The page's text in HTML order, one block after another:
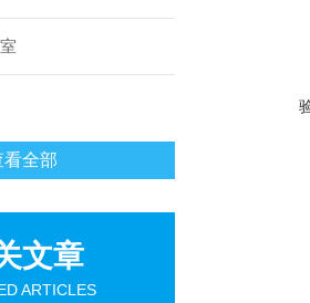
看全部
文章
ARTICLES